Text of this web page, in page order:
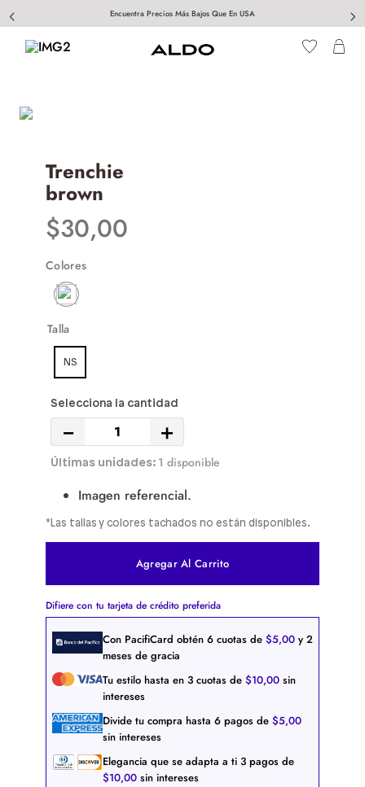
Encuentra Precios Más Bajos Que En USA
Trenchie
brown
$30,00
Colores
Talla
NS
＋
－
1 disponible
Imagen referencial.
*Las tallas y colores tachados no están disponibles.
Agregar Al Carrito
Difiere con tu tarjeta de crédito preferida
Con PacifiCard obtén 6 cuotas de $5,00 y 2
meses de gracia
Tu estilo hasta en 3 cuotas de $10,00 sin
intereses
Divide tu compra hasta 6 pagos de $5,00
sin intereses
Elegancia que se adapta a ti 3 pagos de
$10,00 sin intereses